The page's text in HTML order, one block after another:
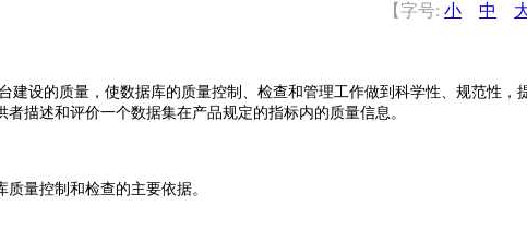
【字号: 小 中
建设的质量，使数据库的质量控制、检查和管理工作做到科学性、规范性
描述和评价一个数据集在产品规定的指标内的质量信息。
量控制和检查的主要依据。